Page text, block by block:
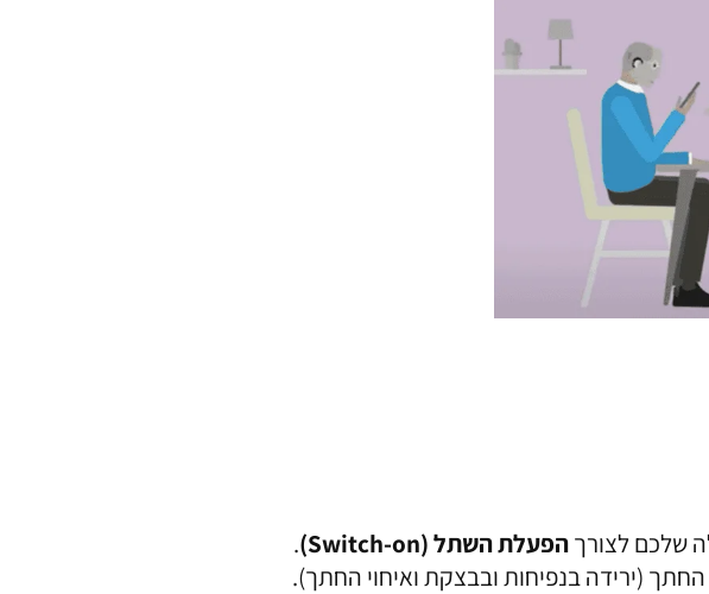
הפעלת השתל (Switch-on)
.
(ירידה בנפיחות ובבצקת ואיחוי החתך).